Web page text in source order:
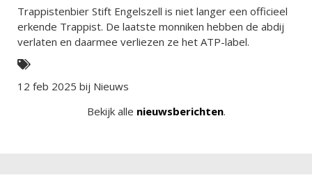
Trappistenbier Stift Engelszell is niet langer een officieel
erkende Trappist. De laatste monniken hebben de abdij
verlaten en daarmee verliezen ze het ATP-label.
12 feb 2025 bij Nieuws
Bekijk alle nieuwsberichten.